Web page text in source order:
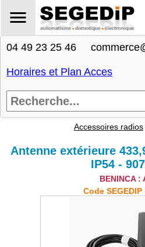
04 49 23 25 46
Horaires et Plan Acces
Accessoires radios
Antenne extérieure
IP54 -
BENINCA :
Code SEGEDIP